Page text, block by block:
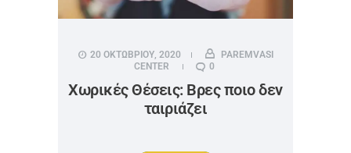
20 ΟΚΤΩΒΡΙΟΥ, 2020
PAREMVASI
CENTER
0
Χωρικές Θέσεις: Βρες ποιο δεν
ταιριάζει